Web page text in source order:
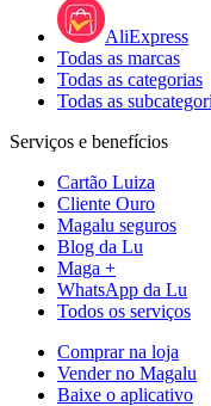
AliExpress
Todas as marcas
Todas as categorias
Todas as
Serviços e benefícios
Cartão Luiza
Cliente Ouro
Magalu seguros
Blog da Lu
Maga +
WhatsApp da Lu
Todos os serviços
Comprar na loja
Vender no Magalu
Baixe o aplicativo